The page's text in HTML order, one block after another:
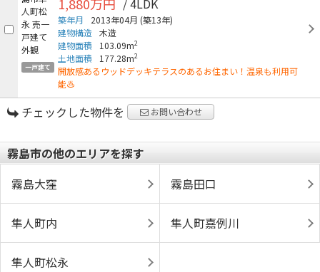
一戸建て
/ 4LDK
築年月 2013年04月 (築13年)
建物構造 木造
建物面積
103.09m2
土地面積 177.28m2
開放感あるウッドデッキテラスのあるお住まい！温泉も利用可
能♨
チェックした物件を お問い合わせ
霧島市の他のエリアを探す
霧島大窪
霧島田口
隼人町内 隼人町嘉例川
隼人町松永